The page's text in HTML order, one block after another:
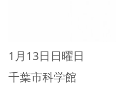
1月13日日曜日
千葉市科学館